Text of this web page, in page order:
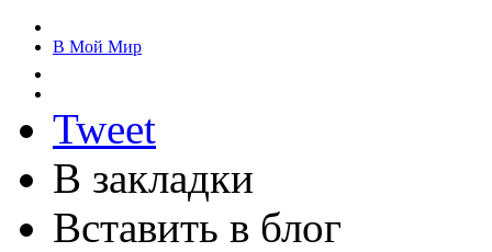
В Мой Мир
Tweet
В закладки
Вставить в блог